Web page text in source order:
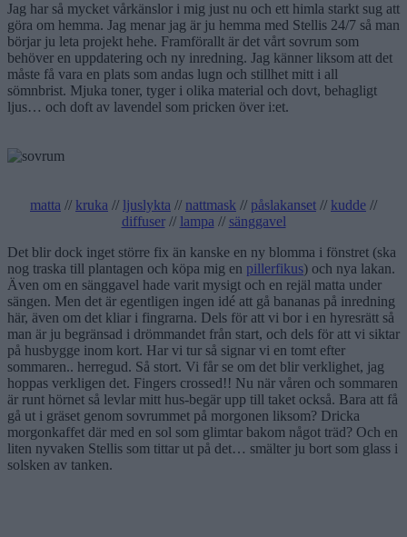
Jag har så mycket vårkänslor i mig just nu och ett himla starkt sug att
göra om hemma. Jag menar jag är ju hemma med Stellis 24/7 så man
börjar ju leta projekt hehe. Framförallt är det vårt sovrum som
behöver en uppdatering och ny inredning. Jag känner liksom att det
måste få vara en plats som andas lugn och stillhet mitt i all
sömnbrist. Mjuka toner, tyger i olika material och dovt, behagligt
ljus… och doft av lavendel som pricken över i:et.
matta // kruka // ljuslykta // nattmask // påslakanset // kudde //
diffuser// lampa // sänggavel
Det blir dock inget större fix än kanske en ny blomma i fönstret (ska
nog traska till plantagen och köpa mig en pillerfikus) och nya lakan.
Även om en sänggavel hade varit mysigt och en rejäl matta under
sängen. Men det är egentligen ingen idé att gå bananas på inredning
här, även om det kliar i fingrarna. Dels för att vi bor i en hyresrätt så
man är ju begränsad i drömmandet från start, och dels för att vi siktar
på husbygge inom kort. Har vi tur så signar vi en tomt efter
sommaren.. herregud. Så stort. Vi får se om det blir verklighet, jag
hoppas verkligen det. Fingers crossed!! Nu när våren och sommaren
är runt hörnet så levlar mitt hus-begär upp till taket också. Bara att få
gå ut i gräset genom sovrummet på morgonen liksom? Dricka
morgonkaffet där med en sol som glimtar bakom något träd? Och en
liten nyvaken Stellis som tittar ut på det… smälter ju bort som glass i
solsken av tanken.